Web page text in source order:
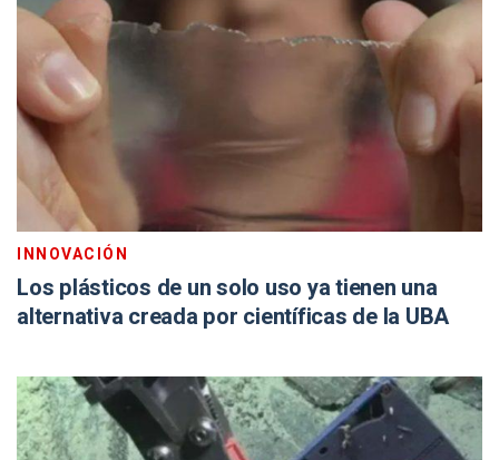
INNOVACIÓN
Los plásticos de un solo uso ya tienen una
alternativa creada por científicas de la UBA